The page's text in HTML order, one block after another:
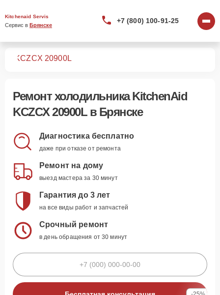
Kitchenaid Servis
Сервис в Брянске
+7 (800) 100-91-25
KCZCX 20900L
Ремонтхолодильника KitchenAid
KCZCX 20900Lв Брянске
Диагностика бесплатно
даже при отказе от ремонта
Ремонт на дому
выезд мастера за 30 минут
Гарантия до 3 лет
на все виды работ и запчастей
Срочный ремонт
в день обращения от 30 минут